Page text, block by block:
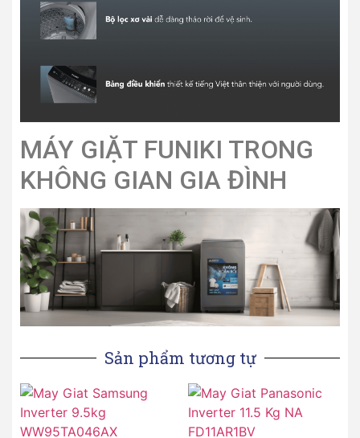
MÁY GIẶT FUNIKI TRONG
KHÔNG GIAN GIA ĐÌNH
Sản phẩm tương tự